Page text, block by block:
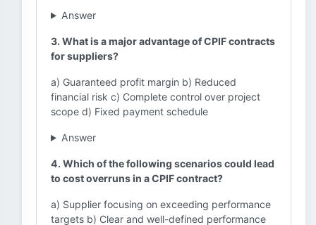
Answer
3. What is a major advantage of CPIF contracts
for suppliers?
a) Guaranteed profit margin b) Reduced
financial risk c) Complete control over project
scope d) Fixed payment schedule
Answer
4. Which of the following scenarios could lead
to cost overruns in a CPIF contract?
a) Supplier focusing on exceeding performance
targets b) Clear and well-defined performance